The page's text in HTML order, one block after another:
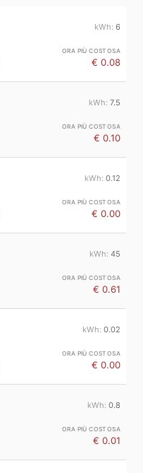
6
€ 0.08
7.5
€ 0.10
0.12
€ 0.00
45
€ 0.61
0.02
€ 0.00
0.8
€ 0.01